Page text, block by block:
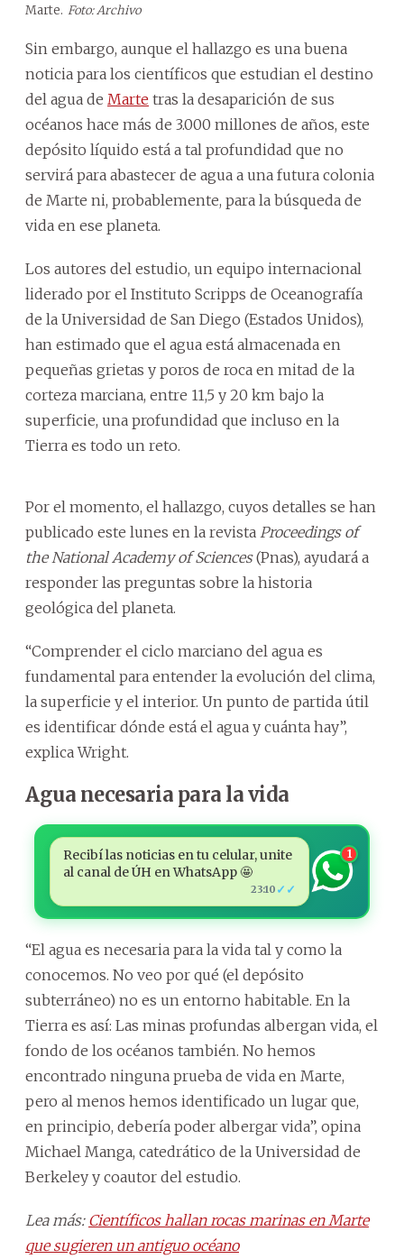
Marte. Foto: Archivo
Sin embargo, aunque el hallazgo es una buena
noticia para los científicos que estudian el destino
del agua de Marte tras la desaparición de sus
océanos hace más de 3.000 millones de años, este
depósito líquido está a tal profundidad que no
servirá para abastecer de agua a una futura colonia
de Marte ni, probablemente, para la búsqueda de
vida en ese planeta.
Los autores del estudio, un equipo internacional
liderado por el Instituto Scripps de Oceanografía
de la Universidad de San Diego (Estados Unidos),
han estimado que el agua está almacenada en
pequeñas grietas y poros de roca en mitad de la
corteza marciana, entre 11,5 y 20 km bajo la
superficie, una profundidad que incluso en la
Tierra es todo un reto.
Por el momento, el hallazgo, cuyos detalles se han
publicado este lunes en la revista Proceedings of
the National Academy of Sciences(Pnas), ayudará a
responder las preguntas sobre la historia
geológica del planeta.
“Comprender el ciclo marciano del agua es
fundamental para entender la evolución del clima,
la superficie y el interior. Un punto de partida útil
es identificar dónde está el agua y cuánta hay”,
explica Wright.
Agua necesaria para la vida
Recibí las noticias en tu celular, unite
al canal de ÚH en WhatsApp 🤩
23:10 ✓✓
1
“El agua es necesaria para la vida tal y como la
conocemos. No veo por qué (el depósito
subterráneo) no es un entorno habitable. En la
Tierra es así: Las minas profundas albergan vida, el
fondo de los océanos también. No hemos
encontrado ninguna prueba de vida en Marte,
pero al menos hemos identificado un lugar que,
en principio, debería poder albergar vida”, opina
Michael Manga, catedrático de la Universidad de
Berkeley y coautor del estudio.
Lea más: Científicos hallan rocas marinas en Marte
que sugieren un antiguo océano